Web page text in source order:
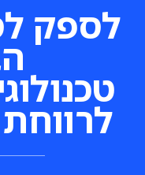
לספק